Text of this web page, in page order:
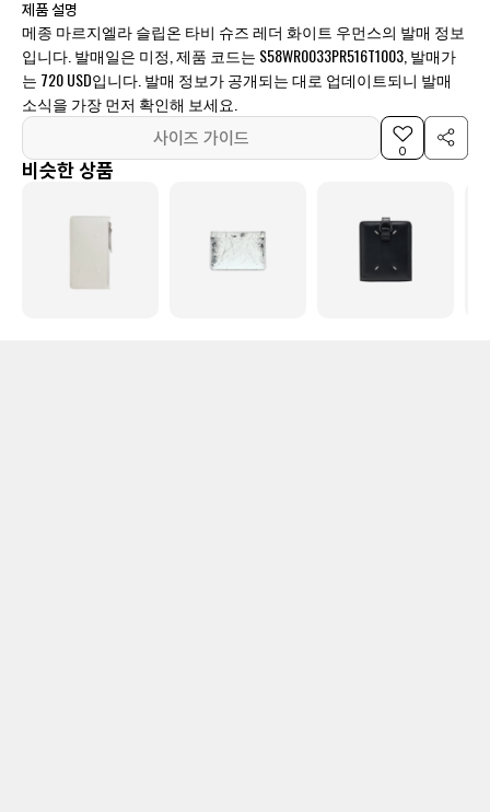
제품 설명
메종 마르지엘라 슬립온 타비 슈즈 레더 화이트 우먼스의 발매 정보
입니다. 발매일은 미정, 제품 코드는 S58WR0033PR516T1003, 발매가
는 720 USD입니다. 발매 정보가 공개되는 대로 업데이트되니 발매
소식을 가장 먼저 확인해 보세요.
사이즈 가이드
0
비슷한 상품